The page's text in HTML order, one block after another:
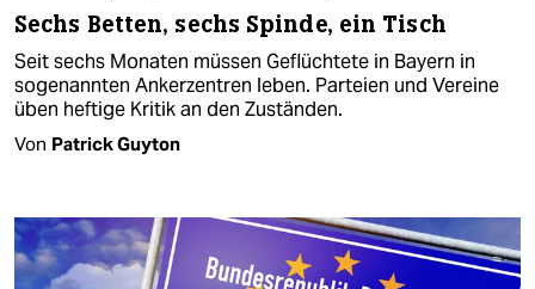
Sechs Betten, sechs Spinde, ein Tisch
Seit sechs Monaten müssen Geflüchtete in Bayern in
sogenannten Ankerzentren leben. Parteien und Vereine
üben heftige Kritik an den Zuständen.
Von Patrick Guyton